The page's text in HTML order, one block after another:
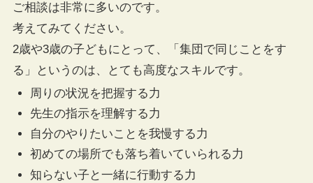
ご相談は非常に多いのです。
考えてみてください。
2歳や3歳の子どもにとって、「集団で同じことをす
る」というのは、とても高度なスキルです。
周りの状況を把握する力
先生の指示を理解する力
自分のやりたいことを我慢する力
初めての場所でも落ち着いていられる力
知らない子と一緒に行動する力